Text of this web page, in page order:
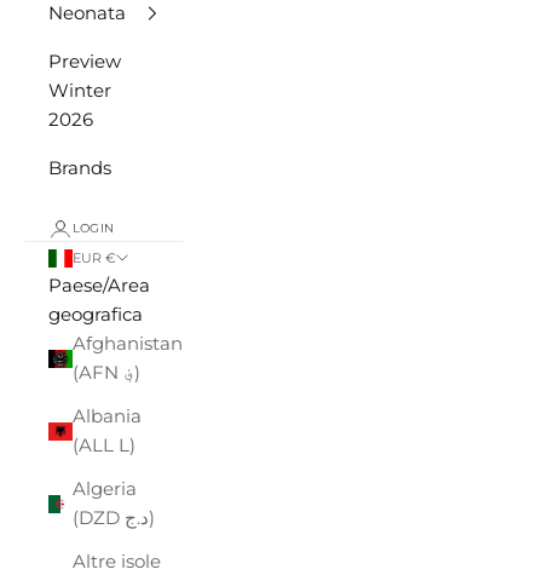
Neonata
Preview
Winter
2026
Brands
LOGIN
EUR €
Paese/Area
geografica
Afghanistan
(AFN ؋)
Albania
(ALL L)
Algeria
(DZD د.ج)
Altre isole